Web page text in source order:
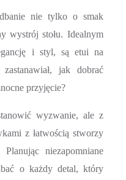
nie tylko o smak
wystrój stołu. Idealnym
i styl, są etui na
jak dobrać
przyjęcie?
wyzwanie, ale z
z łatwością stworzy
niezapomniane
o każdy detal, który